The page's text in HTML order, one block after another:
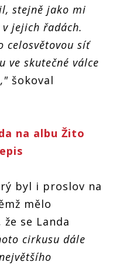
stejně jako mi
jejich řadách.
celosvětovou síť
skutečné válce
šokoval
na albu Žito
byl i proslov na
mělo
se Landa
cirkusu dále